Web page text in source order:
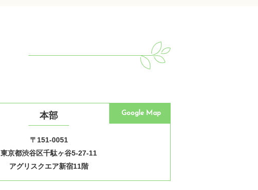
本部
〒151-0051
東京都渋谷区千駄ヶ谷5-27-11
アグリスクエア新宿11階
Google Map